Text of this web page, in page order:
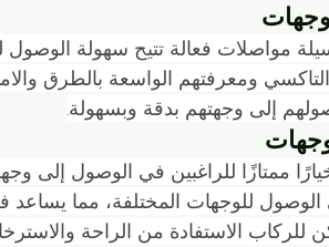
مواصلات فعالة تتيح سهولة
ومعرفتهم الواسعة بالطرق
إلى وجهتهم بدقة وبسهولة.
ممتازًا للراغبين في الوصول إلى
الوصول للوجهات المختلفة، مما
للركاب الاستفادة من الراحة